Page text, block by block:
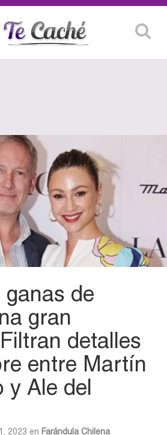
de
gran
detalles
entre Martín
y Ale del
2023 en Farándula Chilena